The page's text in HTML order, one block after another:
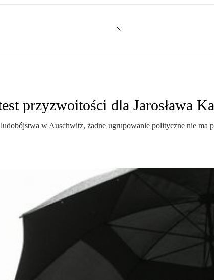
przyzwoitości dla Jarosława
w Auschwitz, żadne ugrupowanie polityczne nie